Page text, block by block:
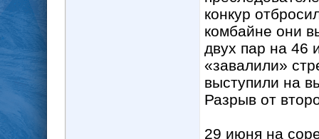
конкур
комбайне они
двух пар на 46
«завалили»
выступили на
Разрыв от
29 июня на